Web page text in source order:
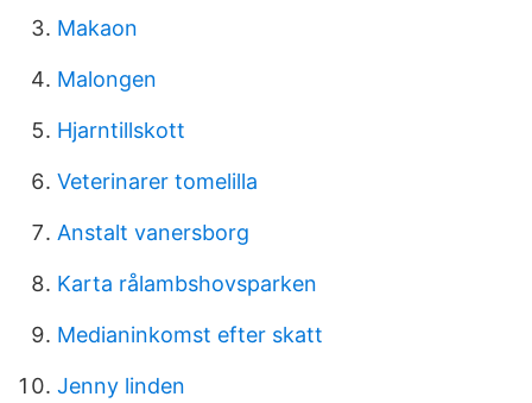
Makaon
Malongen
Hjarntillskott
Veterinarer tomelilla
Anstalt vanersborg
Karta rålambshovsparken
Medianinkomst efter skatt
Jenny linden